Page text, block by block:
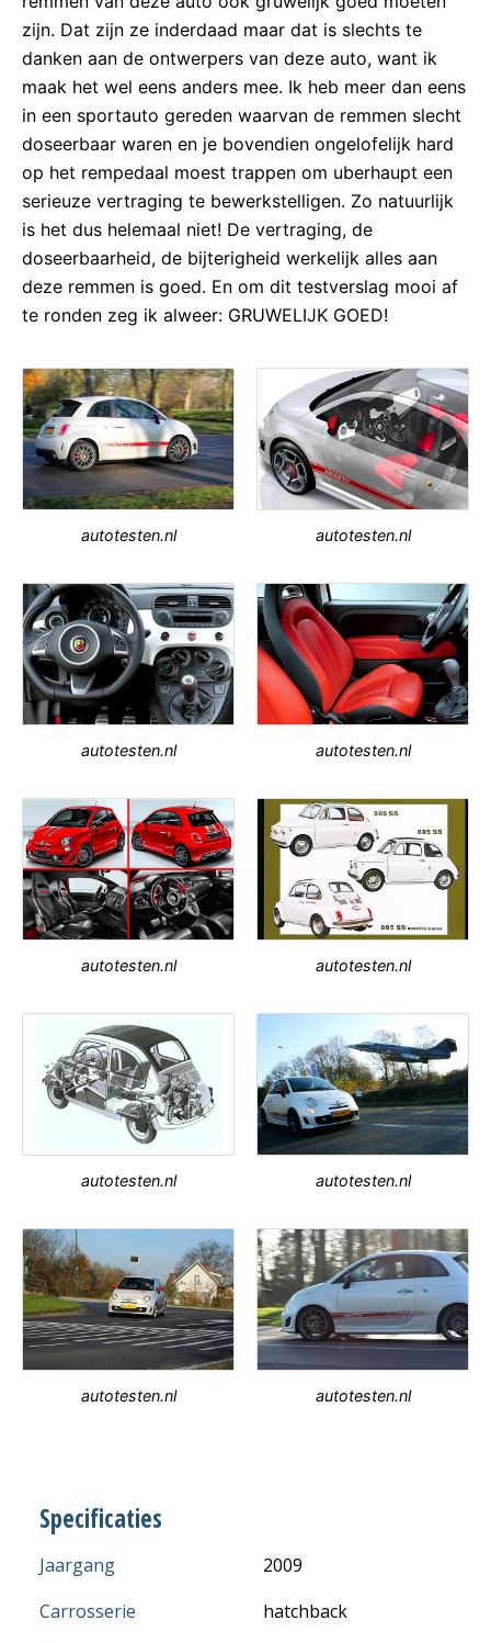
zijn. Dat zijn ze inderdaad maar dat is slechts te
danken aan de ontwerpers van deze auto, want ik
maak het wel eens anders mee. Ik heb meer dan eens
in een sportauto gereden waarvan de remmen slecht
doseerbaar waren en je bovendien ongelofelijk hard
op het rempedaal moest trappen om uberhaupt een
serieuze vertraging te bewerkstelligen. Zo natuurlijk
is het dus helemaal niet! De vertraging, de
doseerbaarheid, de bijterigheid werkelijk alles aan
deze remmen is goed. En om dit testverslag mooi af
te ronden zeg ik alweer: GRUWELIJK GOED!
autotesten.nl autotesten.nl
autotesten.nl autotesten.nl
autotesten.nl autotesten.nl
autotesten.nl autotesten.nl
autotesten.nl autotesten.nl
Specificaties
Jaargang
2009
Carrosserie
hatchback